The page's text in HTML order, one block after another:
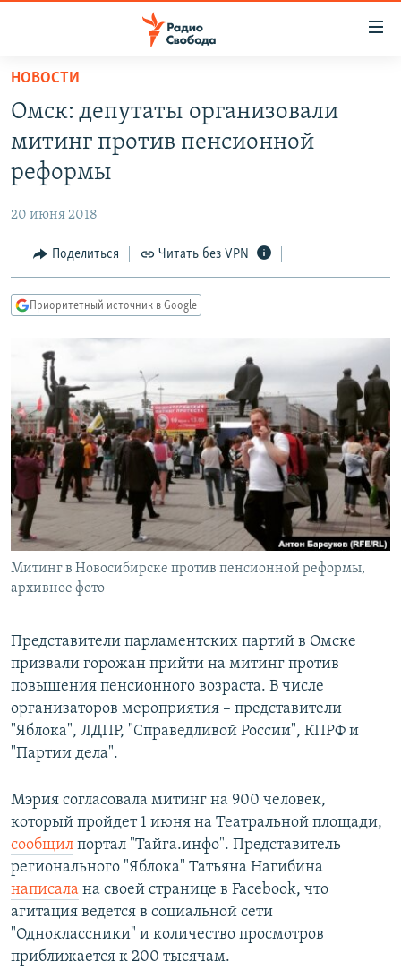
упрощенного
доступа
основному
Вернутся
Вернутся
поиску
ПОДКАСТЫ
АВТОРСКИЕ ПРОЕКТЫ
МНЕНИЯ
КУЛЬТУРА
КАВКАЗ.РЕАЛИИ
СЕВЕР.РЕАЛИИ
СИБИРЬ.РЕАЛИИ
РАСПИСАНИЕ ВЕЩАНИЯ
ПОДПИШИТЕСЬ НА РАССЫЛКУ
СОЦИАЛЬНЫЕ СЕТИ
НОВОСТИ
Омск: депутаты организовали
митинг против пенсионной
реформы
20 июня 2018
Поделиться Читать без VPN
Приоритетный источник в Google
Митинг в Новосибирске против пенсионной реформы,
архивное фото
Представители парламентских партий в Омске
призвали горожан прийти на митинг против
повышения пенсионного возраста. В числе
организаторов мероприятия – представители
"Яблока", ЛДПР, "Справедливой России", КПРФ и
"Партии дела".
Мэрия согласовала митинг на 900 человек,
который пройдет 1 июня на Театральной площади,
сообщил портал "Тайга.инфо". Представитель
регионального "Яблока" Татьяна Нагибина
написала на своей странице в Facebook, что
агитация ведется в социальной сети
"Одноклассники" и количество просмотров
приближается к 200 тысячам.